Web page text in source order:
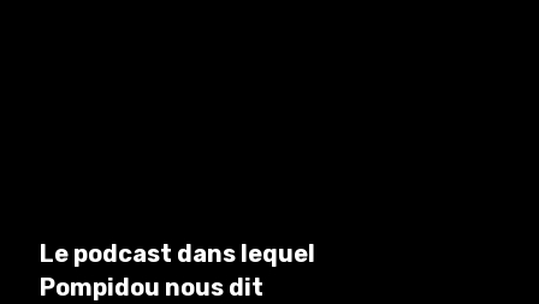
Le podcast dans lequel
Pompidou nous dit